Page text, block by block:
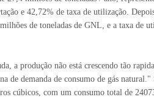
e 42,72% de taxa de utilização.
de toneladas de GNL, e a taxa de
a produção não está crescendo tão
de demanda de consumo de gás
cúbicos, com um consumo total de